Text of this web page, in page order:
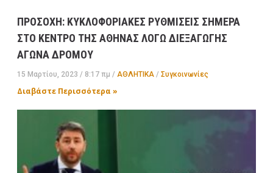
ΠΡΟΣΟΧΗ: ΚΥΚΛΟΦΟΡΙΑΚΕΣ ΡΥΘΜΙΣΕΙΣ ΣΗΜΕΡΑ
ΣΤΟ ΚΕΝΤΡΟ ΤΗΣ ΑΘΗΝΑΣ ΛΟΓΩ ΔΙΕΞΑΓΩΓΗΣ
ΑΓΩΝΑ ΔΡΟΜΟΥ
15 Μαρτίου, 2023 8:17 πμ ΑΘΛΗΤΙΚΑ/ Συγκοινωνίες
Διαβάστε Περισσότερα »